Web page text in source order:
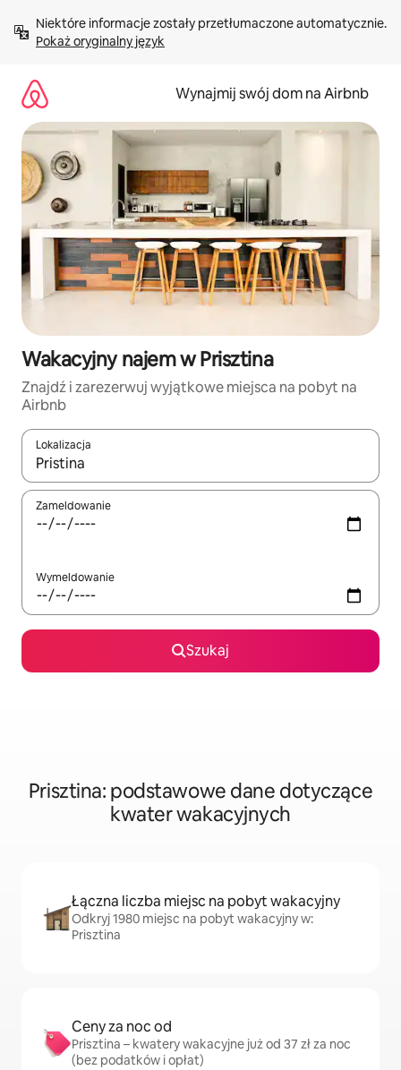
treści Pokaż oryginalny język
Wynajmij swój dom na Airbnb
Wakacyjny najem w Prisztina
Znajdź i zarezerwuj wyjątkowe miejsca na pobyt na
Airbnb
Lokalizacja
Gdy wyniki będą dostępne, możesz poruszać się po nich za
Zameldowanie
Wymeldowanie
Szukaj
Prisztina: podstawowe dane dotyczące
kwater wakacyjnych
Łączna liczba miejsc na pobyt wakacyjny
Odkryj 1980 miejsc na pobyt wakacyjny w:
Prisztina
Ceny za noc od
Prisztina – kwatery wakacyjne już od 37 zł za noc
(bez podatków i opłat)